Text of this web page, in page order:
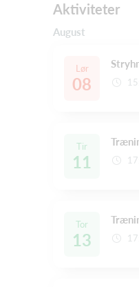
Aktiviteter
August
Lør
08
Tir
11
Tor
13